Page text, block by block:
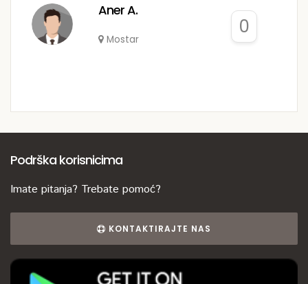
Aner A.
Mostar
0
Podrška korisnicima
Imate pitanja? Trebate pomoć?
KONTAKTIRAJTE NAS